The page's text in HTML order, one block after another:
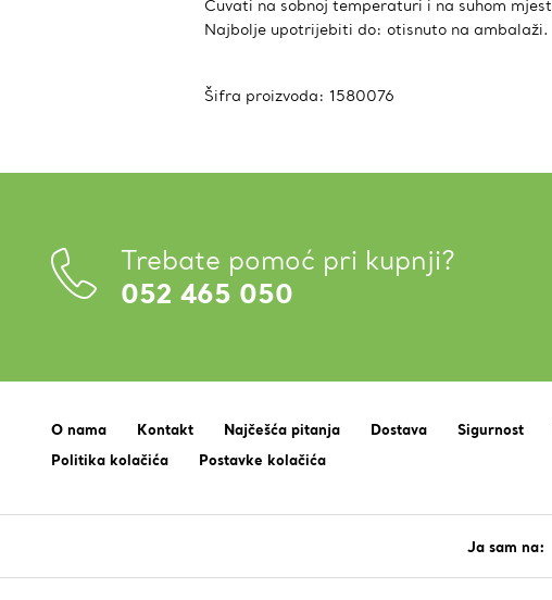
Čuvati na sobnoj temperaturi i na suhom
Najbolje upotrijebiti do: otisnuto na ambalaži.
Šifra proizvoda: 1580076
Trebate pomoć pri kupnji?
052 465 050
O nama Kontakt Najčešća pitanja Dostava Sigurnost
Politika kolačića
Postavke kolačića
Ja sam na: